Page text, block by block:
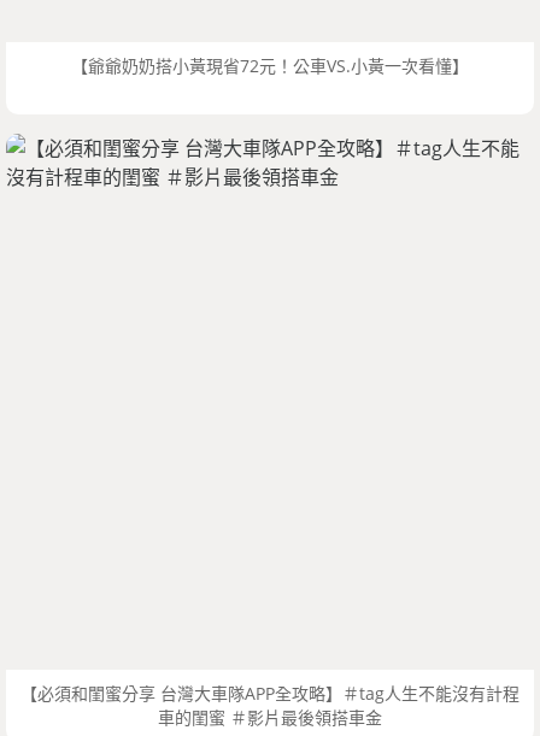
【爺爺奶奶搭小黃現省72元！公車VS.小黃一次看懂】
【必須和閨蜜分享 台灣大車隊APP全攻略】＃tag人生不能沒有計程
車的閨蜜 ＃影片最後領搭車金